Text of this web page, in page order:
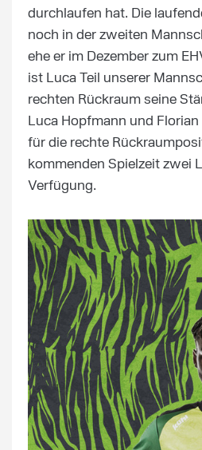
durchlaufen hat. Die
noch in der zweiten
ehe er im Dezember zum
ist Luca Teil unserer
rechten Rückraum seine
Luca Hopfmann und
für die rechte
kommenden Spielzeit zwei
Verfügung.